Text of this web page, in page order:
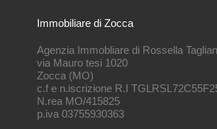
Immobiliare di Zocca
Agenzia Immobliare di Rossella
via Mauro tesi 1020
Zocca (MO)
c.f e n.iscrizione R.I
N.rea MO/415825
p.iva 03755930363